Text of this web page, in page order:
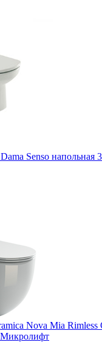
Senso напольная
Nova Mia Rimless
Микролифт